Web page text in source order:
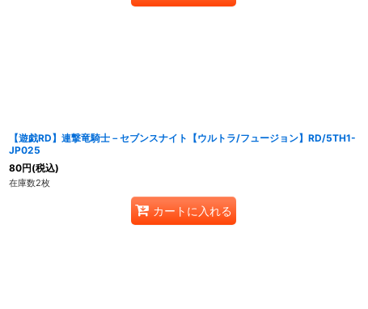
【遊戯RD】連撃竜騎士－セブンスナイト【ウルトラ/フュージョン】RD/5TH1-
JP025
80円(税込)
在庫数2枚
カートに入れる